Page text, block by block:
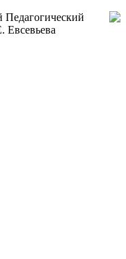
Евсевьева